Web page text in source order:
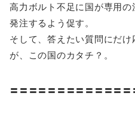
高力ボルト不足に国が専用
発注するよう促す。
そして、答えたい質問にだけ
が、この国のカタチ？。
〓〓〓〓〓〓〓〓〓〓〓〓